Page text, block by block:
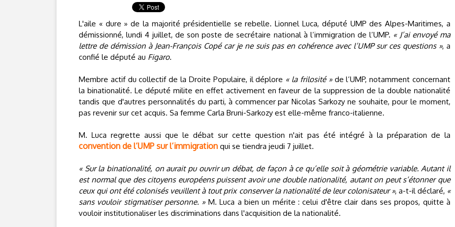
L'aile « dure » de la majorité présidentielle se rebelle. Lionnel Luca, député UMP des Alpes-Maritimes, a
démissionné, lundi 4 juillet, de son poste de secrétaire national à l’immigration de l’UMP. « J’ai envoyé ma
lettre de démission à Jean-François Copé car je ne suis pas en cohérence avec l’UMP sur ces questions », a
confié le député au Figaro.
Membre actif du collectif de la Droite Populaire, il déplore « la frilosité »de l’UMP, notamment concernant
la binationalité. Le député milite en effet activement en faveur de la suppression de la double nationalité
tandis que d'autres personnalités du parti, à commencer par Nicolas Sarkozy ne souhaite, pour le moment,
pas revenir sur cet acquis. Sa femme Carla Bruni-Sarkozy est elle-même franco-italienne.
M. Luca regrette aussi que le débat sur cette question n'ait pas été intégré à la préparation de la
convention de l’UMP sur l’immigration qui se tiendra jeudi 7 juillet.
« Sur la binationalité, on aurait pu ouvrir un débat, de façon à ce qu’elle soit à géométrie variable. Autant il
est normal que des citoyens européens puissent avoir une double nationalité, autant on peut s’étonner que
ceux qui ont été colonisés veuillent à tout prix conserver la nationalité de leur colonisateur », a-t-il déclaré, «
sans vouloir stigmatiser personne. »M. Luca a bien un mérite : celui d'être clair dans ses propos, quitte à
vouloir institutionaliser les discriminations dans l'acquisition de la nationalité.